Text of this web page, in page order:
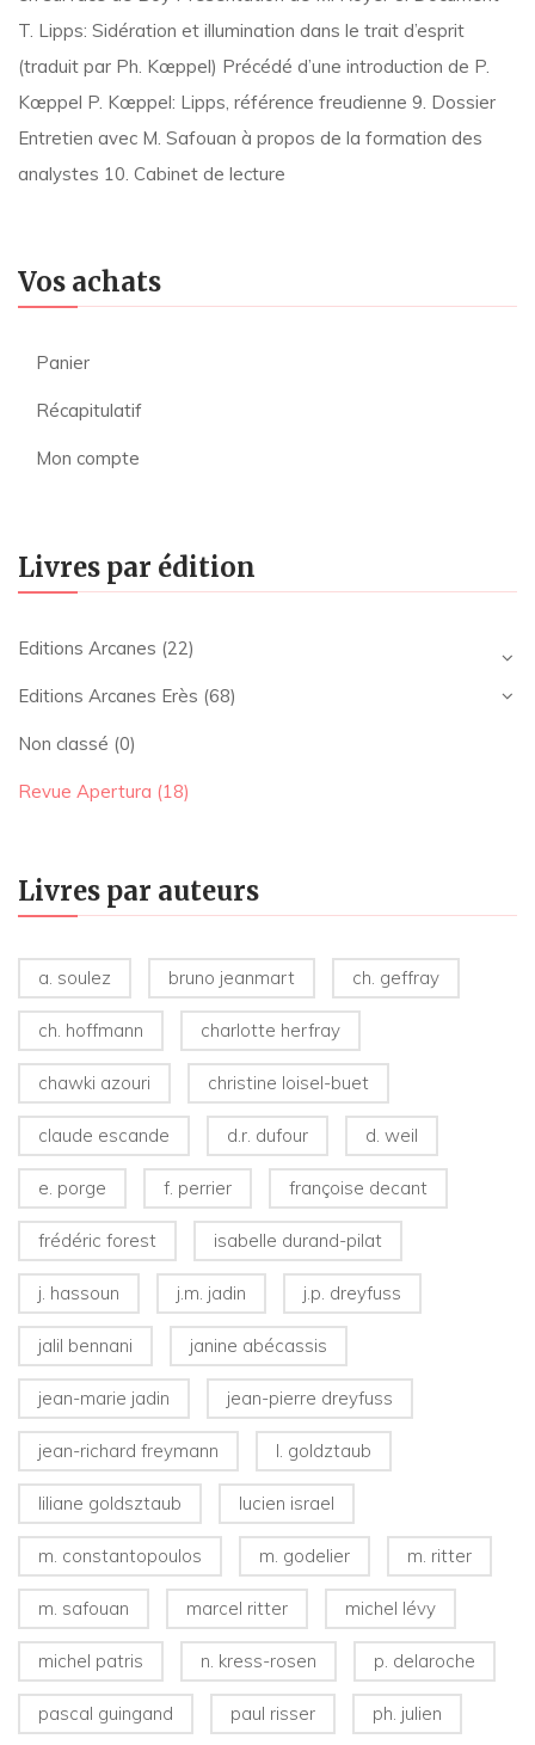
T. Lipps: Sidération et illumination dans le trait d’esprit
(traduit par Ph. Kœppel) Précédé d’une introduction de P.
Kœppel P. Kœppel: Lipps, référence freudienne 9. Dossier
Entretien avec M. Safouan à propos de la formation des
analystes 10. Cabinet de lecture
Vos achats
Panier
Récapitulatif
Mon compte
Livres par édition
Editions Arcanes (22)
Editions Arcanes Erès (68)
Non classé (0)
Revue Apertura (18)
Livres par auteurs
a. soulez bruno jeanmart ch. geffray
ch. hoffmann charlotte herfray
chawki azouri christine loisel-buet
claude escande d.r. dufour d. weil
e. porge f. perrier françoise decant
frédéric forest isabelle durand-pilat
j. hassoun j.m. jadin j.p. dreyfuss
jalil bennani janine abécassis
jean-marie jadin jean-pierre dreyfuss
jean-richard freymann l. goldztaub
liliane goldsztaub lucien israel
m. constantopoulos m. godelier m. ritter
m. safouan marcel ritter michel lévy
michel patris n. kress-rosen p. delaroche
pascal guingand paul risser ph. julien